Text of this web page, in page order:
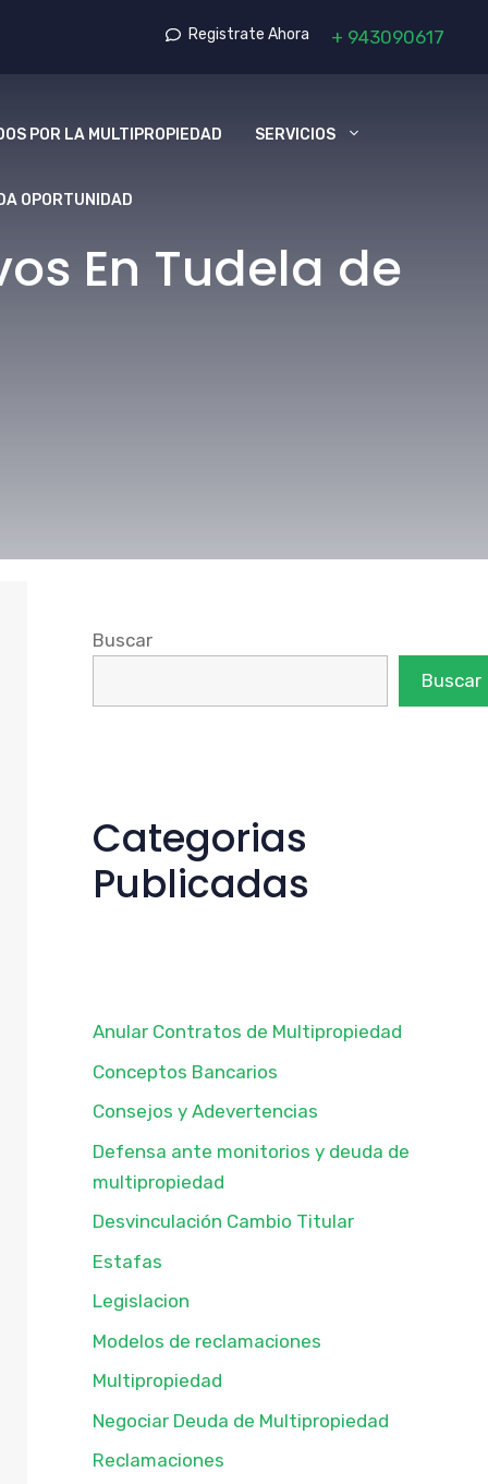
Registrate Ahora + 943090617
POR LA MULTIPROPIEDAD SERVICIOS
OPORTUNIDAD
En Tudela de
Buscar
Buscar
Categorias
Publicadas
Anular Contratos de Multipropiedad
Conceptos Bancarios
Consejos y Adevertencias
Defensa ante monitorios y deuda de
multipropiedad
Desvinculación Cambio Titular
Estafas
Legislacion
Modelos de reclamaciones
Multipropiedad
Negociar Deuda de Multipropiedad
Reclamaciones